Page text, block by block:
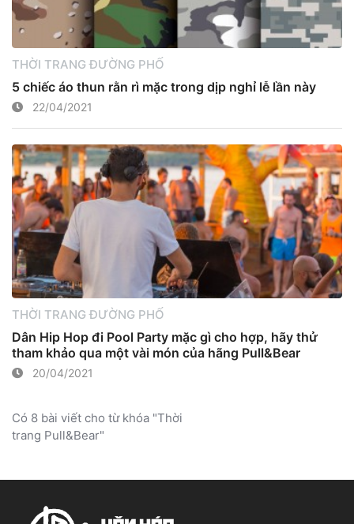
THỜI TRANG ĐƯỜNG PHỐ
5 chiếc áo thun rằn rì mặc trong dịp nghỉ lễ lần này
22/04/2021
THỜI TRANG ĐƯỜNG PHỐ
Dân Hip Hop đi Pool Party mặc gì cho hợp, hãy thử
tham khảo qua một vài món của hãng Pull&Bear
20/04/2021
Có 8 bài viết cho từ khóa "Thời
trang Pull&Bear"